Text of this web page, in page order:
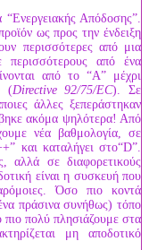
Απόδοσης”.
ως προς την ένδειξη
περισσότερες από μια
περισσότερους από ένα
από το “A” μέχρι
(Directive 92/75/EC). Σε
άλλες ξεπεράστηκαν
ακόμα ψηλότερα! Από
νέα βαθμολογία, σε
και καταλήγει στο“D”.
αλλά σε διαφορετικούς
είναι η συσκευή που
Όσο πιο κοντά
πράσινα συνήθως) τόπο
πιο πολύ πλησιάζουμε στα
μη αποδοτικό